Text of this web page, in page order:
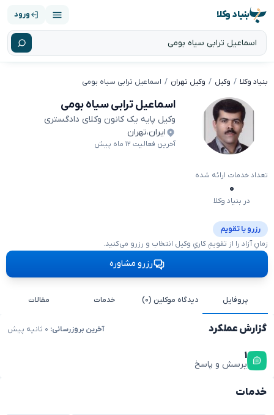
بنیاد وکلا ورود
بنیاد وکلا وکیل وکیل تهران اسماعیل ترابی سیاه بومی
اسماعیل ترابی سیاه بومی
وکیل پایه یک کانون وکلای دادگستری
ایران،تهران
آخرین فعالیت ۱۲ ماه پیش
تعداد خدمات ارائه شده
۰
در بنیاد وکلا
رزرو با تقویم
زمانِ آزاد را از تقویمِ کاریِ وکیل انتخاب و رزرو می‌کنید.
رزرو مشاوره
پروفایل دیدگاه موکلین (۰) خدمات مقالات
گزارش عملکرد آخرین بروزرسانی:
۱
پرسش و پاسخ
خدمات